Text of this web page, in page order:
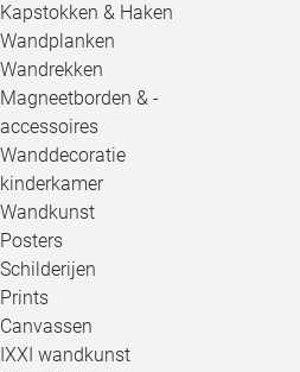
Kapstokken & Haken
Wandplanken
Wandrekken
Magneetborden & -
accessoires
Wanddecoratie
kinderkamer
Wandkunst
Posters
Schilderijen
Prints
Canvassen
IXXI wandkunst